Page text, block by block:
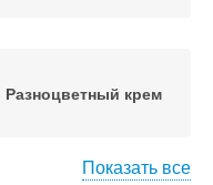
Разноцветный крем
Показать все